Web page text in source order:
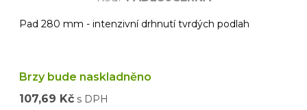
Pad 280 mm - intenzivní drhnutí tvrdých podlah
Brzy bude naskladněno
107,69 Kč s DPH